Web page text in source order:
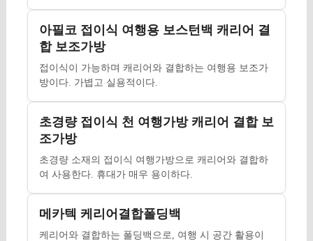
아필코 접이식 여행용 보스턴백 캐리어 결
합 보조가방
접이식이 가능하며 캐리어와 결합하는 여행용 보조가
방이다. 가볍고 실용적이다.
초경량 접이식 천 여행가방 캐리어 결합 보
조가방
초경량 소재의 접이식 여행가방으로 캐리어와 결합하
여 사용한다. 휴대가 매우 용이하다.
메카텍 케리어결합폴딩백
케리어와 결합하는 폴딩백으로, 여행 시 공간 활용이